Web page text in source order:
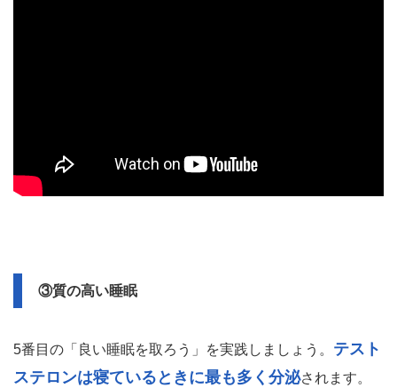
③質の高い睡眠
5番目の「良い睡眠を取ろう」を実践しましょう。 テスト
ステロンは寝ているときに最も多く分泌されます。